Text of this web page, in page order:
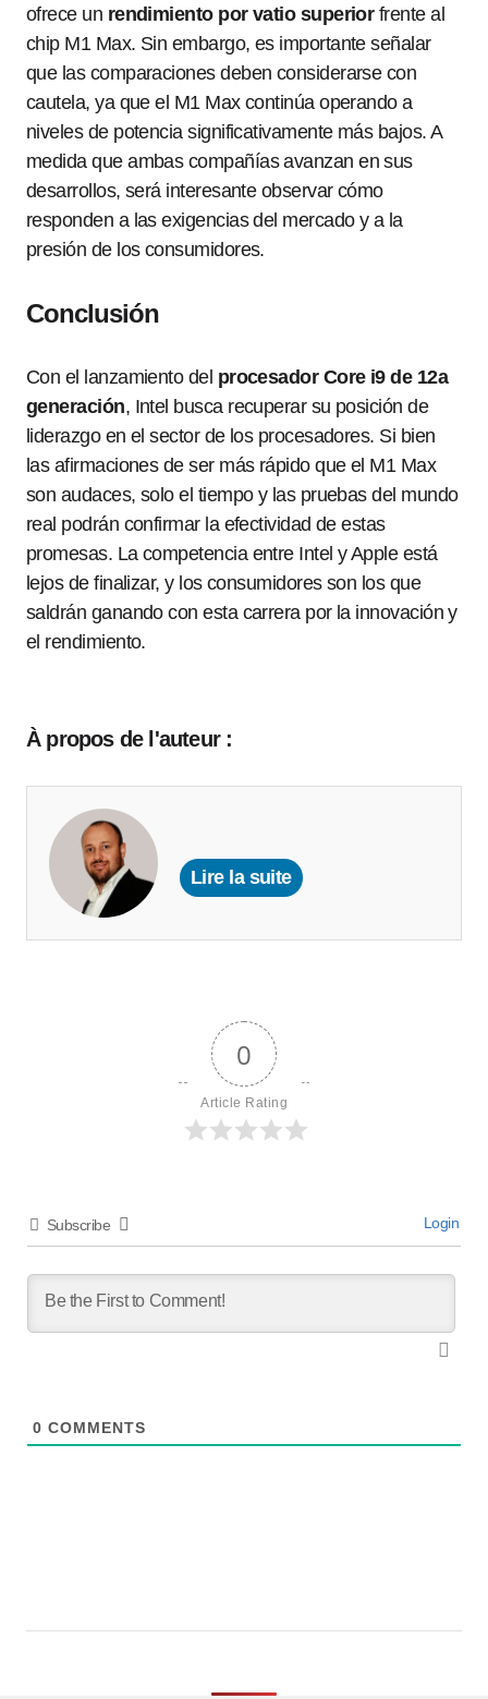
ofrece un rendimiento por vatio superiorfrente al
chip M1 Max. Sin embargo, es importante señalar
que las comparaciones deben considerarse con
cautela, ya que el M1 Max continúa operando a
niveles de potencia significativamente más bajos. A
medida que ambas compañías avanzan en sus
desarrollos, será interesante observar cómo
responden a las exigencias del mercado y a la
presión de los consumidores.
Conclusión
Con el lanzamiento del procesador Core i9 de 12a
generación, Intel busca recuperar su posición de
liderazgo en el sector de los procesadores. Si bien
las afirmaciones de ser más rápido que el M1 Max
son audaces, solo el tiempo y las pruebas del mundo
real podrán confirmar la efectividad de estas
promesas. La competencia entre Intel y Apple está
lejos de finalizar, y los consumidores son los que
saldrán ganando con esta carrera por la innovación y
el rendimiento.
À propos de l'auteur :
Lire la suite
0
Article Rating
Subscribe Login
0 COMMENTS